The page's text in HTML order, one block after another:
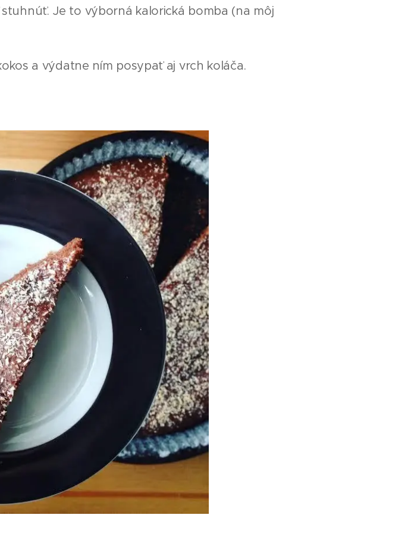
Je to výborná kalorická bomba (na môj
a výdatne ním posypať aj vrch koláča.